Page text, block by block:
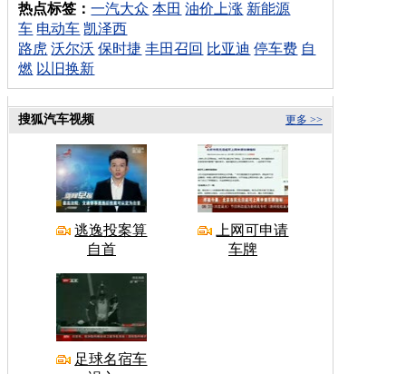
热点标签：一汽大众 本田 油价上涨 新能源
车 电动车 凯泽西
路虎 沃尔沃 保时捷 丰田召回 比亚迪 停车费 自
燃 以旧换新
更多 >>
搜狐汽车视频
逃逸投案算
自首
上网可申请
车牌
足球名宿车